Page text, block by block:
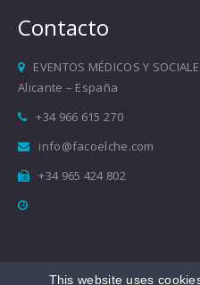
Contacto
EVENTOS MÉDICOS Y
Alicante – España
+34 966 615 270
info@facoelche.com
+34 965 424 802
This website uses